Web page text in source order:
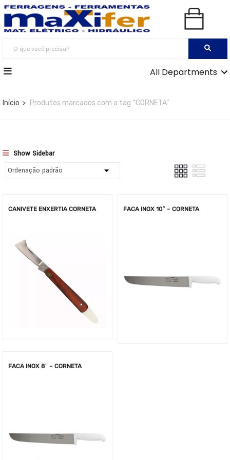
All Departments
Início Produtos marcados com a tag “CORNETA”
Show Sidebar
CANIVETE ENXERTIA CORNETA FACA INOX 10″ – CORNETA
FACA INOX 8″ – CORNETA